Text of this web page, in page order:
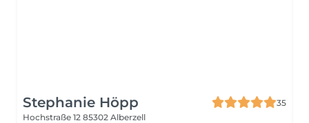
Stephanie Höpp
35
Hochstraße 12 85302 Alberzell